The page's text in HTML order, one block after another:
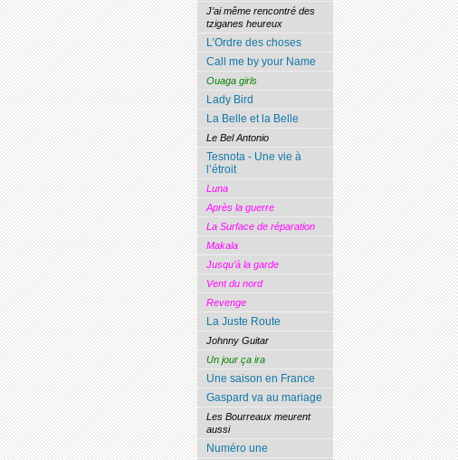
J’ai même rencontré des
tziganes heureux
L’Ordre des choses
Call me by your Name
Ouaga girls
Lady Bird
La Belle et la Belle
Le Bel Antonio
Tesnota - Une vie à
l’étroit
Luna
Après la guerre
La Surface de réparation
Makala
Jusqu’à la garde
Vent du nord
Revenge
La Juste Route
Johnny Guitar
Un jour ça ira
Une saison en France
Gaspard va au mariage
Les Bourreaux meurent
aussi
Numéro une